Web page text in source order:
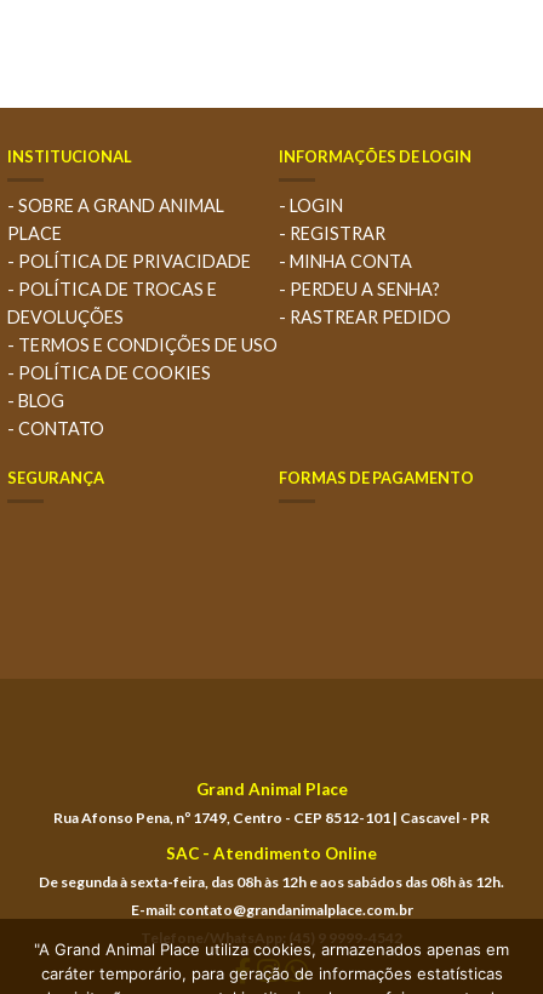
INSTITUCIONAL
- SOBRE A GRAND ANIMAL
PLACE
- POLÍTICA DE PRIVACIDADE
- POLÍTICA DE TROCAS E
DEVOLUÇÕES
- TERMOS E CONDIÇÕES DE USO
- POLÍTICA DE COOKIES
- BLOG
- CONTATO
INFORMAÇÕES DE LOGIN
- LOGIN
- REGISTRAR
- MINHA CONTA
- PERDEU A SENHA?
- RASTREAR PEDIDO
SEGURANÇA FORMAS DE PAGAMENTO
Grand Animal Place
Rua Afonso Pena, nº 1749, Centro - CEP 8512-101 | Cascavel - PR
SAC - Atendimento Online
De segunda à sexta-feira, das 08h às 12h e aos sabádos das 08h às 12h.
E-mail: contato@grandanimalplace.com.br
Telefone/WhatsApp: (45) 9 9999-4542
"A Grand Animal Place utiliza cookies, armazenados apenas em
caráter temporário, para geração de informações estatísticas